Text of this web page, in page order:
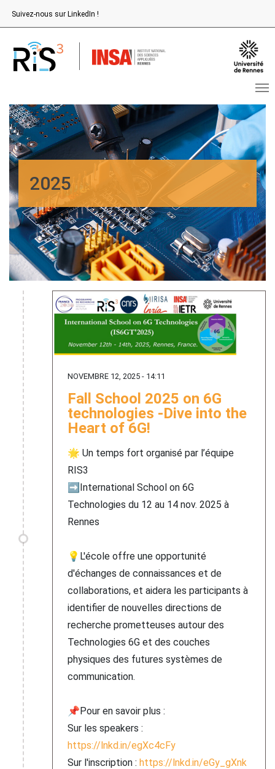
Suivez-nous sur LinkedIn !
2025
NOVEMBRE 12, 2025 - 14:11
Fall School 2025 on 6G
technologies -Dive into the
Heart of 6G!
🌟 Un temps fort organisé par l’équipe
RIS3
➡️International School on 6G
Technologies du 12 au 14 nov. 2025 à
Rennes
💡L'école offre une opportunité
d'échanges de connaissances et de
collaborations, et aidera les participants à
identifier de nouvelles directions de
recherche prometteuses autour des
Technologies 6G et des couches
physiques des futures systèmes de
communication.
📌Pour en savoir plus :
Sur les speakers :
https://lnkd.in/egXc4cFy
Sur l'inscription : https://lnkd.in/eGy_gXnk